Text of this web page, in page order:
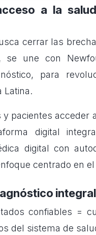
a la
cerrar las
une con
para
Latina.
pacientes acceder
digital
digital con
centrado en el
integral
confiables =
del sistema de